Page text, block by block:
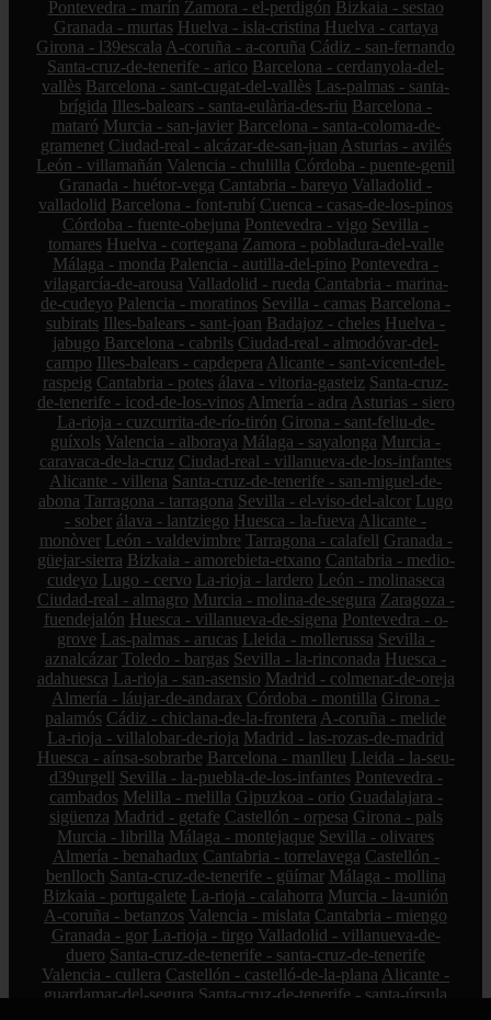
Pontevedra - marín Zamora - el-perdigón Bizkaia - sestao
Granada - murtas Huelva - isla-cristina Huelva - cartaya
Girona - l39escala A-coruña - a-coruña Cádiz - san-fernando
Santa-cruz-de-tenerife - arico Barcelona - cerdanyola-del-
vallès Barcelona - sant-cugat-del-vallès Las-palmas - santa-
brígida Illes-balears - santa-eulària-des-riu Barcelona -
mataró Murcia - san-javier Barcelona - santa-coloma-de-
gramenet Ciudad-real - alcázar-de-san-juan Asturias - avilés
León - villamañán Valencia - chulilla Córdoba - puente-genil
Granada - huétor-vega Cantabria - bareyo Valladolid -
valladolid Barcelona - font-rubí Cuenca - casas-de-los-pinos
Córdoba - fuente-obejuna Pontevedra - vigo Sevilla -
tomares Huelva - cortegana Zamora - pobladura-del-valle
Málaga - monda Palencia - autilla-del-pino Pontevedra -
vilagarcía-de-arousa Valladolid - rueda Cantabria - marina-
de-cudeyo Palencia - moratinos Sevilla - camas Barcelona -
subirats Illes-balears - sant-joan Badajoz - cheles Huelva -
jabugo Barcelona - cabrils Ciudad-real - almodóvar-del-
campo Illes-balears - capdepera Alicante - sant-vicent-del-
raspeig Cantabria - potes álava - vitoria-gasteiz Santa-cruz-
de-tenerife - icod-de-los-vinos Almería - adra Asturias - siero
La-rioja - cuzcurrita-de-río-tirón Girona - sant-feliu-de-
guíxols Valencia - alboraya Málaga - sayalonga Murcia -
caravaca-de-la-cruz Ciudad-real - villanueva-de-los-infantes
Alicante - villena Santa-cruz-de-tenerife - san-miguel-de-
abona Tarragona - tarragona Sevilla - el-viso-del-alcor Lugo
- sober álava - lantziego Huesca - la-fueva Alicante -
monòver León - valdevimbre Tarragona - calafell Granada -
güejar-sierra Bizkaia - amorebieta-etxano Cantabria - medio-
cudeyo Lugo - cervo La-rioja - lardero León - molinaseca
Ciudad-real - almagro Murcia - molina-de-segura Zaragoza -
fuendejalón Huesca - villanueva-de-sigena Pontevedra - o-
grove Las-palmas - arucas Lleida - mollerussa Sevilla -
aznalcázar Toledo - bargas Sevilla - la-rinconada Huesca -
adahuesca La-rioja - san-asensio Madrid - colmenar-de-oreja
Almería - láujar-de-andarax Córdoba - montilla Girona -
palamós Cádiz - chiclana-de-la-frontera A-coruña - melide
La-rioja - villalobar-de-rioja Madrid - las-rozas-de-madrid
Huesca - aínsa-sobrarbe Barcelona - manlleu Lleida - la-seu-
d39urgell Sevilla - la-puebla-de-los-infantes Pontevedra -
cambados Melilla - melilla Gipuzkoa - orio Guadalajara -
sigüenza Madrid - getafe Castellón - orpesa Girona - pals
Murcia - librilla Málaga - montejaque Sevilla - olivares
Almería - benahadux Cantabria - torrelavega Castellón -
benlloch Santa-cruz-de-tenerife - güímar Málaga - mollina
Bizkaia - portugalete La-rioja - calahorra Murcia - la-unión
A-coruña - betanzos Valencia - mislata Cantabria - miengo
Granada - gor La-rioja - tirgo Valladolid - villanueva-de-
duero Santa-cruz-de-tenerife - santa-cruz-de-tenerife
Valencia - cullera Castellón - castelló-de-la-plana Alicante -
guardamar-del-segura Santa-cruz-de-tenerife - santa-úrsula